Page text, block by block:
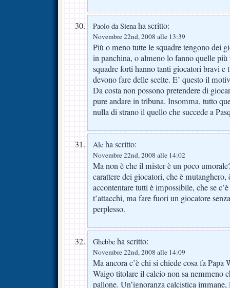
Paolo da Sienaha scritto:
Novembre 22nd, 2008 alle 13:39
Più o meno tutte le squadre tengono dei
in panchina, o almeno lo fanno quelle
squadre forti hanno tanti giocatori bravi e
devono fare delle scelte. E’ questo il
Da costa non possono pretendere di
pure andare in tribuna. Insomma, tutto
nulla di strano il quello che succede a
Ale ha scritto:
Novembre 22nd, 2008 alle 14:02
Ma non è che il mister è un poco
carattere dei giocatori, che è
accontentare tutti è impossibile, che se
t’attacchi, ma fare fuori un giocatore
perplesso.
Ghebbe ha scritto:
Novembre 22nd, 2008 alle 14:09
Ma ancora c’è chi si chiede cosa fa Papa
Waigo titolare il calcio non sa nemmeno
pallone. Un’ignoranza calcistica